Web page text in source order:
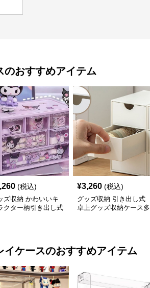
のおすすめアイテム
(税込)
ズ収納 かわいいキ
クター柄引き出し式
¥3,260 (税込)
グッズ収納 引き出し式
卓上グッズ収納ケース多
イケースのおすすめアイテム